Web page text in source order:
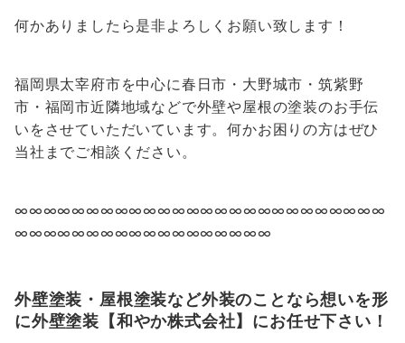
何かありましたら是非よろしくお願い致します！
福岡県太宰府市を中心に春日市・大野城市・筑紫野
市・福岡市近隣地域などで外壁や屋根の塗装のお手伝
いをさせていただいています。何かお困りの方はぜひ
当社までご相談ください。
∞∞∞∞∞∞∞∞∞∞∞∞∞∞∞∞∞∞∞∞∞∞∞∞∞∞
∞∞∞∞∞∞∞∞∞∞∞∞∞∞∞∞∞∞
外壁塗装・屋根塗装など外装のことなら想いを形
に外壁塗装【和やか株式会社】にお任せ下さい！